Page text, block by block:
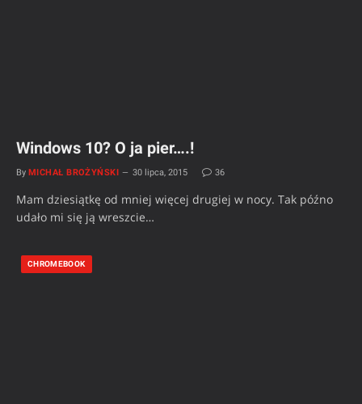
Windows 10? O ja pier….!
By MICHAŁ BROŻYŃSKI 30 lipca, 2015 36
Mam dziesiątkę od mniej więcej drugiej w nocy. Tak późno
udało mi się ją wreszcie…
CHROMEBOOK